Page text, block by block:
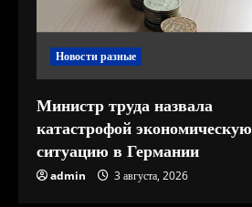
ч
т
е
н
и
Новости разные
Министр труда назвала
катастрофой экономическую
ситуацию в Германии
admin 3 августа, 2026